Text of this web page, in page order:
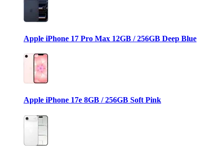
Apple iPhone 17 Pro Max 12GB / 256GB Deep Blue
Apple iPhone 17e 8GB / 256GB Soft Pink